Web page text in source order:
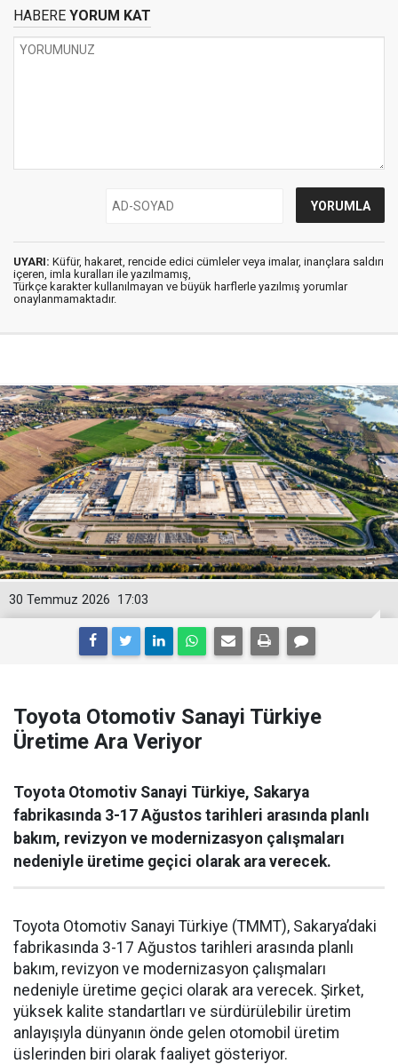
HABERE YORUM KAT
UYARI: Küfür, hakaret, rencide edici cümleler veya imalar, inançlara saldırı
içeren, imla kuralları ile yazılmamış,
Türkçe karakter kullanılmayan ve büyük harflerle yazılmış yorumlar
onaylanmamaktadır.
17:03
30 Temmuz 2026
Toyota Otomotiv Sanayi Türkiye
Üretime Ara Veriyor
Toyota Otomotiv Sanayi Türkiye, Sakarya
fabrikasında 3-17 Ağustos tarihleri arasında planlı
bakım, revizyon ve modernizasyon çalışmaları
nedeniyle üretime geçici olarak ara verecek.
Toyota Otomotiv Sanayi Türkiye (TMMT), Sakarya’daki
fabrikasında 3-17 Ağustos tarihleri arasında planlı
bakım, revizyon ve modernizasyon çalışmaları
nedeniyle üretime geçici olarak ara verecek. Şirket,
yüksek kalite standartları ve sürdürülebilir üretim
anlayışıyla dünyanın önde gelen otomobil üretim
üslerinden biri olarak faaliyet gösteriyor.